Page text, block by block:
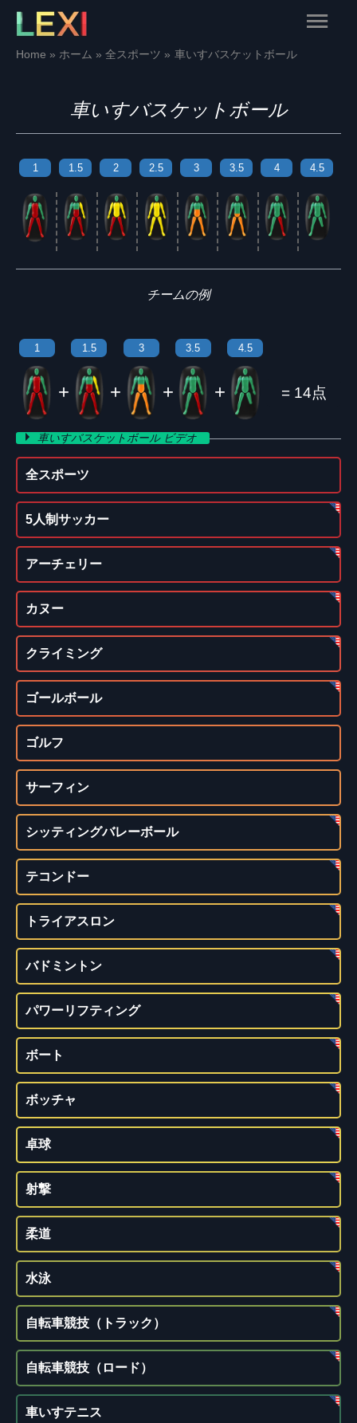
Skip
content
Main
Home ホーム 全スポーツ 車いすバスケットボール
車いすバスケットボール
1 1.5 2 2.5 3 3.5 4 4.5
チームの例
1 1.5 3 3.5 4.5
+ + + + = 14点
車いすバスケットボール ビデオ
全スポーツ
5人制サッカー
アーチェリー
カヌー
クライミング
ゴールボール
ゴルフ
サーフィン
シッティングバレーボール
テコンドー
トライアスロン
バドミントン
パワーリフティング
ボート
ボッチャ
卓球
射撃
柔道
水泳
自転車競技（トラック）
自転車競技（ロード）
車いすテニス